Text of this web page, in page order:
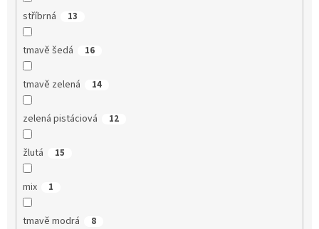
stříbrná 13
tmavě šedá 16
tmavě zelená 14
zelená pistáciová 12
žlutá 15
mix 1
tmavě modrá 8